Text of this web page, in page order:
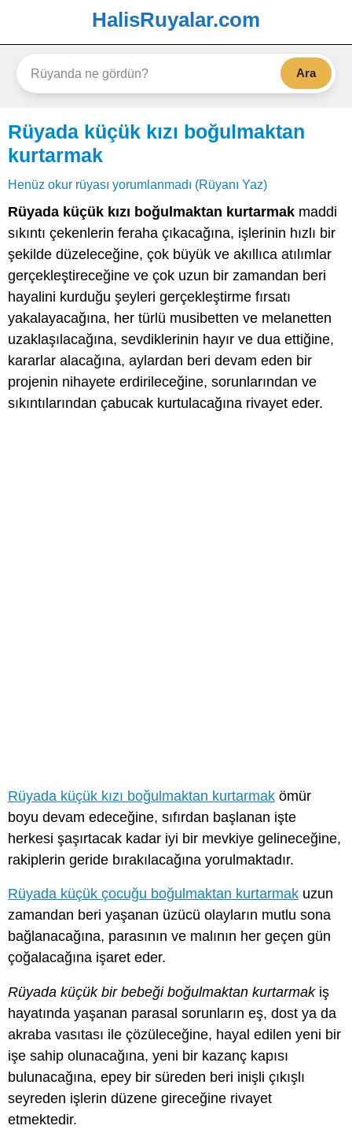
HalisRuyalar.com
Ara
Rüyada küçük kızı boğulmaktan
kurtarmak
Henüz okur rüyası yorumlanmadı (Rüyanı Yaz)
Rüyada küçük kızı boğulmaktan kurtarmak maddi
sıkıntı çekenlerin feraha çıkacağına, işlerinin hızlı bir
şekilde düzeleceğine, çok büyük ve akıllıca atılımlar
gerçekleştireceğine ve çok uzun bir zamandan beri
hayalini kurduğu şeyleri gerçekleştirme fırsatı
yakalayacağına, her türlü musibetten ve melanetten
uzaklaşılacağına, sevdiklerinin hayır ve dua ettiğine,
kararlar alacağına, aylardan beri devam eden bir
projenin nihayete erdirileceğine, sorunlarından ve
sıkıntılarından çabucak kurtulacağına rivayet eder.
Rüyada küçük kızı boğulmaktan kurtarmak ömür
boyu devam edeceğine, sıfırdan başlanan işte
herkesi şaşırtacak kadar iyi bir mevkiye gelineceğine,
rakiplerin geride bırakılacağına yorulmaktadır.
Rüyada küçük çocuğu boğulmaktan kurtarmak uzun
zamandan beri yaşanan üzücü olayların mutlu sona
bağlanacağına, parasının ve malının her geçen gün
çoğalacağına işaret eder.
Rüyada küçük bir bebeği boğulmaktan kurtarmakiş
hayatında yaşanan parasal sorunların eş, dost ya da
akraba vasıtası ile çözüleceğine, hayal edilen yeni bir
işe sahip olunacağına, yeni bir kazanç kapısı
bulunacağına, epey bir süreden beri inişli çıkışlı
seyreden işlerin düzene gireceğine rivayet
etmektedir.